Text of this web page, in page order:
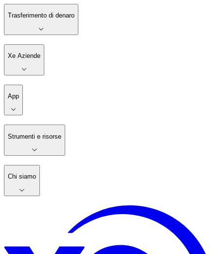
Trasferimento di denaro
Xe Aziende
App
Strumenti e risorse
Chi siamo